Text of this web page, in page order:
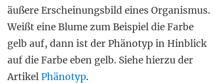
äußere Erscheinungsbild eines Organismus.
Weißt eine Blume zum Beispiel die Farbe
gelb auf, dann ist der Phänotyp in Hinblick
auf die Farbe eben gelb. Siehe hierzu der
Artikel Phänotyp.